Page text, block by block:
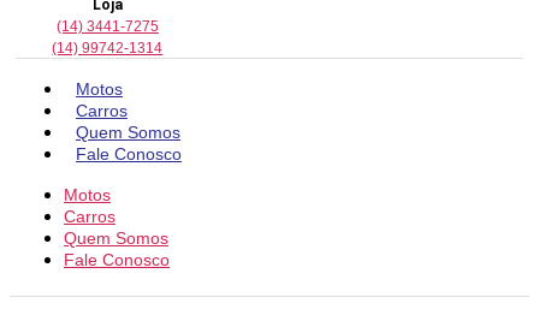
Loja
(14) 3441-7275
(14) 99742-1314
Motos
Carros
Quem Somos
Fale Conosco
Motos
Carros
Quem Somos
Fale Conosco